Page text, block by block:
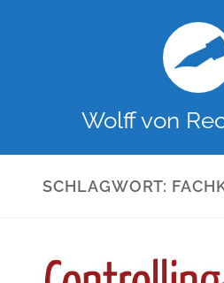
Wolff von
SCHLAGWORT: